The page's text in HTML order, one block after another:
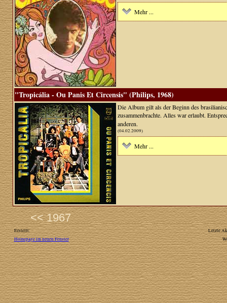
Mehr ...
"Tropicália - Ou Panis Et Circensis" (Philips, 1968)
Die Album gilt als der Beginn des
zusammenbrachte. Alles war erlaubt.
anderen.
(04.02.2009)
Mehr ...
<< 1967
Erstellt:
Letzte
Homepage im neuen Fenster